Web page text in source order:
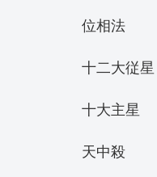
位相法
十二大従星
十大主星
天中殺